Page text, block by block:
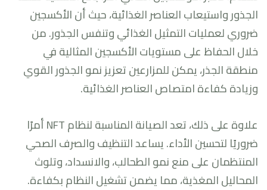
الجذور واستيعاب العناصر الغذائية، حيث أن الأكسجين
ضروري لعمليات التمثيل الغذائي وتنفس الجذور. من
خلال الحفاظ على مستويات الأكسجين المثالية في
منطقة الجذر، يمكن للمزارعين تعزيز نمو الجذور القوي
وزيادة كفاءة امتصاص العناصر الغذائية.
علاوة على ذلك، تعد الصيانة المناسبة لنظام NFT أمرًا
ضروريًا لتحسين الأداء. يساعد التنظيف والصرف الصحي
المنتظمان على منع نمو الطحالب، والانسداد، وتلوث
المحاليل المغذية، مما يضمن تشغيل النظام بكفاءة.